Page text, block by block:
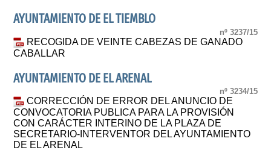
AYUNTAMIENTO DE EL TIEMBLO
nº 3237/15
RECOGIDA DE VEINTE CABEZAS DE GANADO
CABALLAR
AYUNTAMIENTO DE EL ARENAL
nº 3234/15
CORRECCIÓN DE ERROR DEL ANUNCIO DE
CONVOCATORIA PUBLICA PARA LA PROVISIÓN
CON CARÁCTER INTERINO DE LA PLAZA DE
SECRETARIO-INTERVENTOR DEL AYUNTAMIENTO
DE EL ARENAL